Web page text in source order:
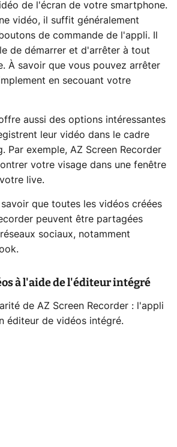
de l'écran de votre smartphone.
vidéo, il suffit généralement
de commande de l'appli. Il
de démarrer et d'arrêter à tout
À savoir que vous pouvez arrêter
en secouant votre
aussi des options intéressantes
leur vidéo dans le cadre
Par exemple, AZ Screen Recorder
votre visage dans une fenêtre
live.
que toutes les vidéos créées
peuvent être partagées
sociaux, notamment
à l'aide de l'éditeur intégré
de AZ Screen Recorder : l'appli
éditeur de vidéos intégré.